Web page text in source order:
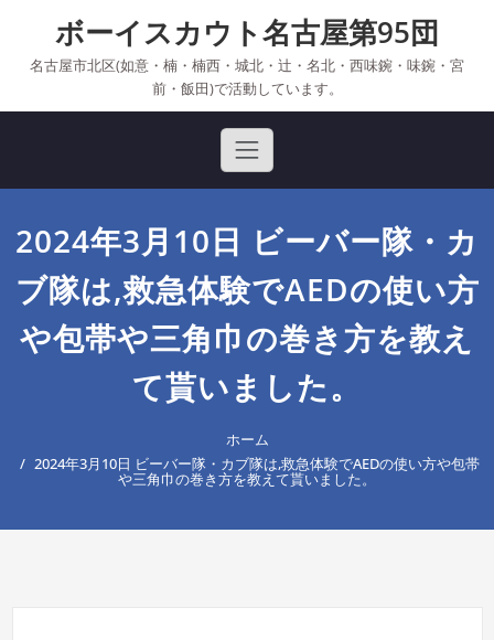
content
ボーイスカウト名古屋第95団
名古屋市北区(如意・楠・楠西・城北・辻・名北・西味鋺・味鋺・宮
前・飯田)で活動しています。
2024年3月10日 ビーバー隊・カ
ブ隊は,救急体験でAEDの使い方
や包帯や三角巾の巻き方を教え
て貰いました。
ホーム
2024年3月10日 ビーバー隊・カブ隊は,救急体験でAEDの使い方や包帯
や三角巾の巻き方を教えて貰いました。